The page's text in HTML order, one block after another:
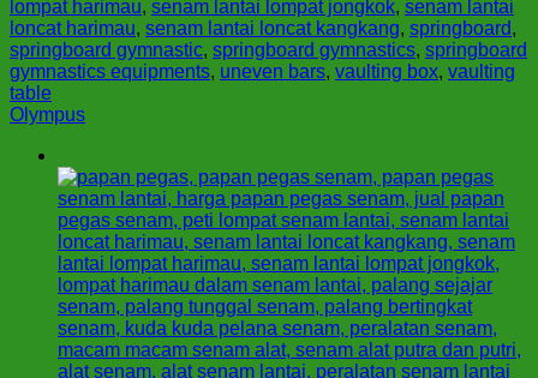
lompat harimau, senam lantai lompat jongkok, senam lantai
loncat harimau, senam lantai loncat kangkang, springboard,
springboard gymnastic, springboard gymnastics, springboard
gymnastics equipments, uneven bars, vaulting box, vaulting
table
Olympus